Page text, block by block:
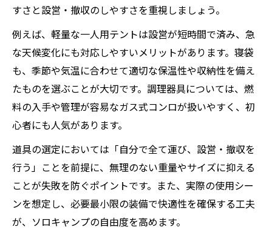
すさと設営・撤収のしやすさを重視しましょう。
例えば、軽量な一人用テントは設営が短時間で済み、急
な天候変化にも対応しやすいメリットがあります。寝袋
も、季節や気温に合わせて適切な保温性や収納性を備え
たものを選ぶことが大切です。調理器具については、燃
料の入手や管理が容易なガス式コンロが扱いやすく、初
心者にも人気があります。
道具の選定においては「自分で全て運び、設営・撤収を
行う」ことを前提に、無理のない重量やサイズに抑える
ことが失敗を防ぐポイントです。また、実際の使用シー
ンを想定し、必要最小限の装備で快適性を確保する工夫
が、ソロキャンプの自由度を高めます。